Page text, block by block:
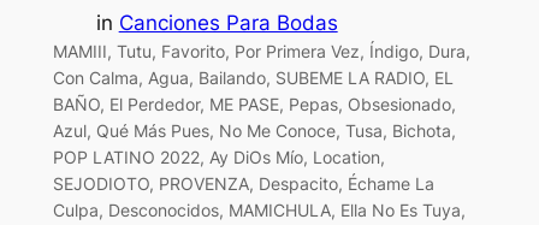
in Canciones Para Bodas
MAMIII, Tutu, Favorito, Por Primera Vez, Índigo, Dura,
Con Calma, Agua, Bailando, SUBEME LA RADIO, EL
BAÑO, El Perdedor, ME PASE, Pepas, Obsesionado,
Azul, Qué Más Pues, No Me Conoce, Tusa, Bichota,
POP LATINO 2022, Ay DiOs Mío, Location,
SEJODIOTO, PROVENZA, Despacito, Échame La
Culpa, Desconocidos, MAMICHULA, Ella No Es Tuya,